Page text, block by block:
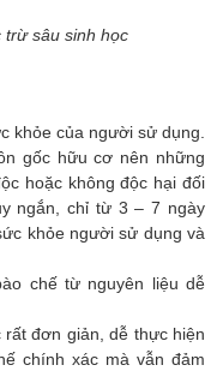
trừ sâu sinh học
khỏe của người sử dụng.
gốc hữu cơ nên những
hoặc không độc hại đối
ngắn, chỉ từ 3 – 7 ngày
khỏe người sử dụng và
chế từ nguyên liệu dễ
đơn giản, dễ thực hiện
chính xác mà vẫn đảm